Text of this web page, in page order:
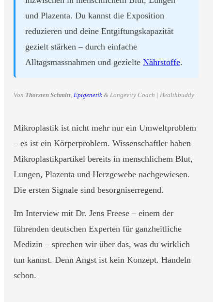
und Plazenta. Du kannst die Exposition
reduzieren und deine Entgiftungskapazität
gezielt stärken – durch einfache
Alltagsmassnahmen und gezielte Nährstoffe.
Von Thorsten Schmitt, Epigenetik & Longevity Coach | Healthbuddy
Mikroplastik ist nicht mehr nur ein Umweltproblem
– es ist ein Körperproblem. Wissenschaftler haben
Mikroplastikpartikel bereits in menschlichem Blut,
Lungen, Plazenta und Herzgewebe nachgewiesen.
Die ersten Signale sind besorgniserregend.
Im Interview mit Dr. Jens Freese – einem der
führenden deutschen Experten für ganzheitliche
Medizin – sprechen wir über das, was du wirklich
tun kannst. Denn Angst ist kein Konzept. Handeln
schon.